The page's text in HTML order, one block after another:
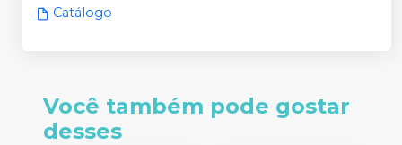
Catálogo
Você também pode gostar
desses